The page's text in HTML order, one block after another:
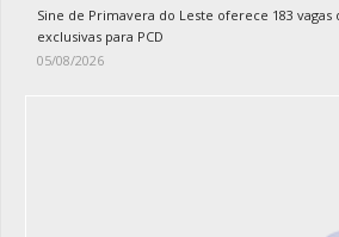
Sine de Primavera do Leste oferece 183 vagas
exclusivas para PCD
05/08/2026